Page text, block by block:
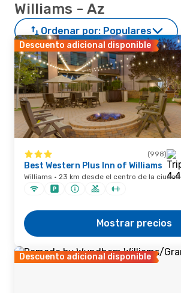
Williams - Az
Ordenar por: Populares
Descuento adicional disponible
(998)
Best Western Plus Inn of Williams
Williams · 23 km desde el centro de la ciudad
Mostrar precios
Descuento adicional disponible